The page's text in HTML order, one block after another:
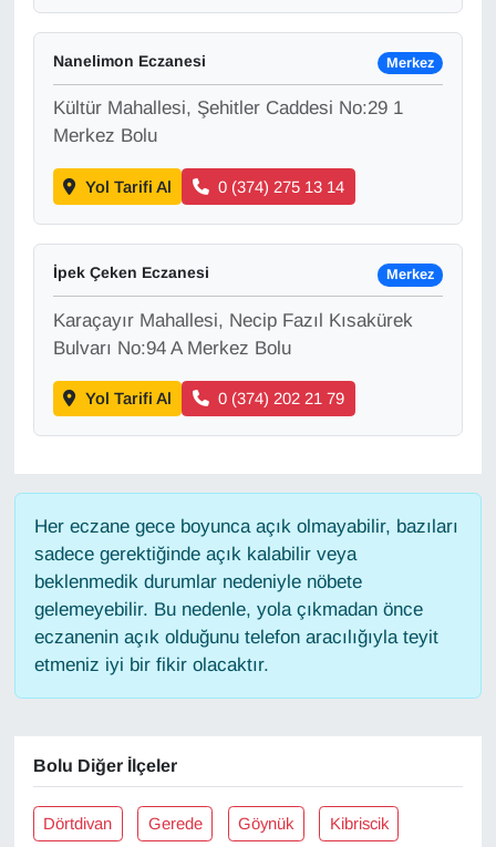
Nanelimon Eczanesi Merkez
Kültür Mahallesi, Şehitler Caddesi No:29 1
Merkez Bolu
Yol Tarifi Al 0 (374) 275 13 14
İpek Çeken Eczanesi Merkez
Karaçayır Mahallesi, Necip Fazıl Kısakürek
Bulvarı No:94 A Merkez Bolu
Yol Tarifi Al 0 (374) 202 21 79
Her eczane gece boyunca açık olmayabilir, bazıları
sadece gerektiğinde açık kalabilir veya
beklenmedik durumlar nedeniyle nöbete
gelemeyebilir. Bu nedenle, yola çıkmadan önce
eczanenin açık olduğunu telefon aracılığıyla teyit
etmeniz iyi bir fikir olacaktır.
Bolu Diğer İlçeler
Dörtdivan Gerede Göynük Kibriscik
HABERDE İNSAN
Kadın
Kamu Alımları
Kim Kimdir?
Kültür & Sanat
KURDÎ
MAGAZİN
ONE EKONOMİ
POLİTİKA
Resmi İlanlar
RÖPORTAJ
SAĞLIK
Seri İlan